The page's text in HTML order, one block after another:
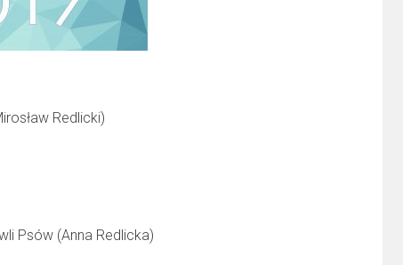
Redlicki)
Psów (Anna Redlicka)